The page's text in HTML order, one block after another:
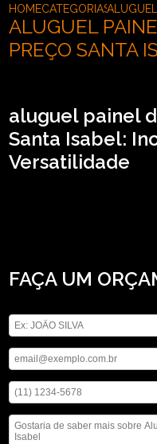
HOMECATEGORIAS
ALUGUEL
PREÇO SANTA
aluguel painel
Santa Isabel:
Versatilidade
FAÇA UM